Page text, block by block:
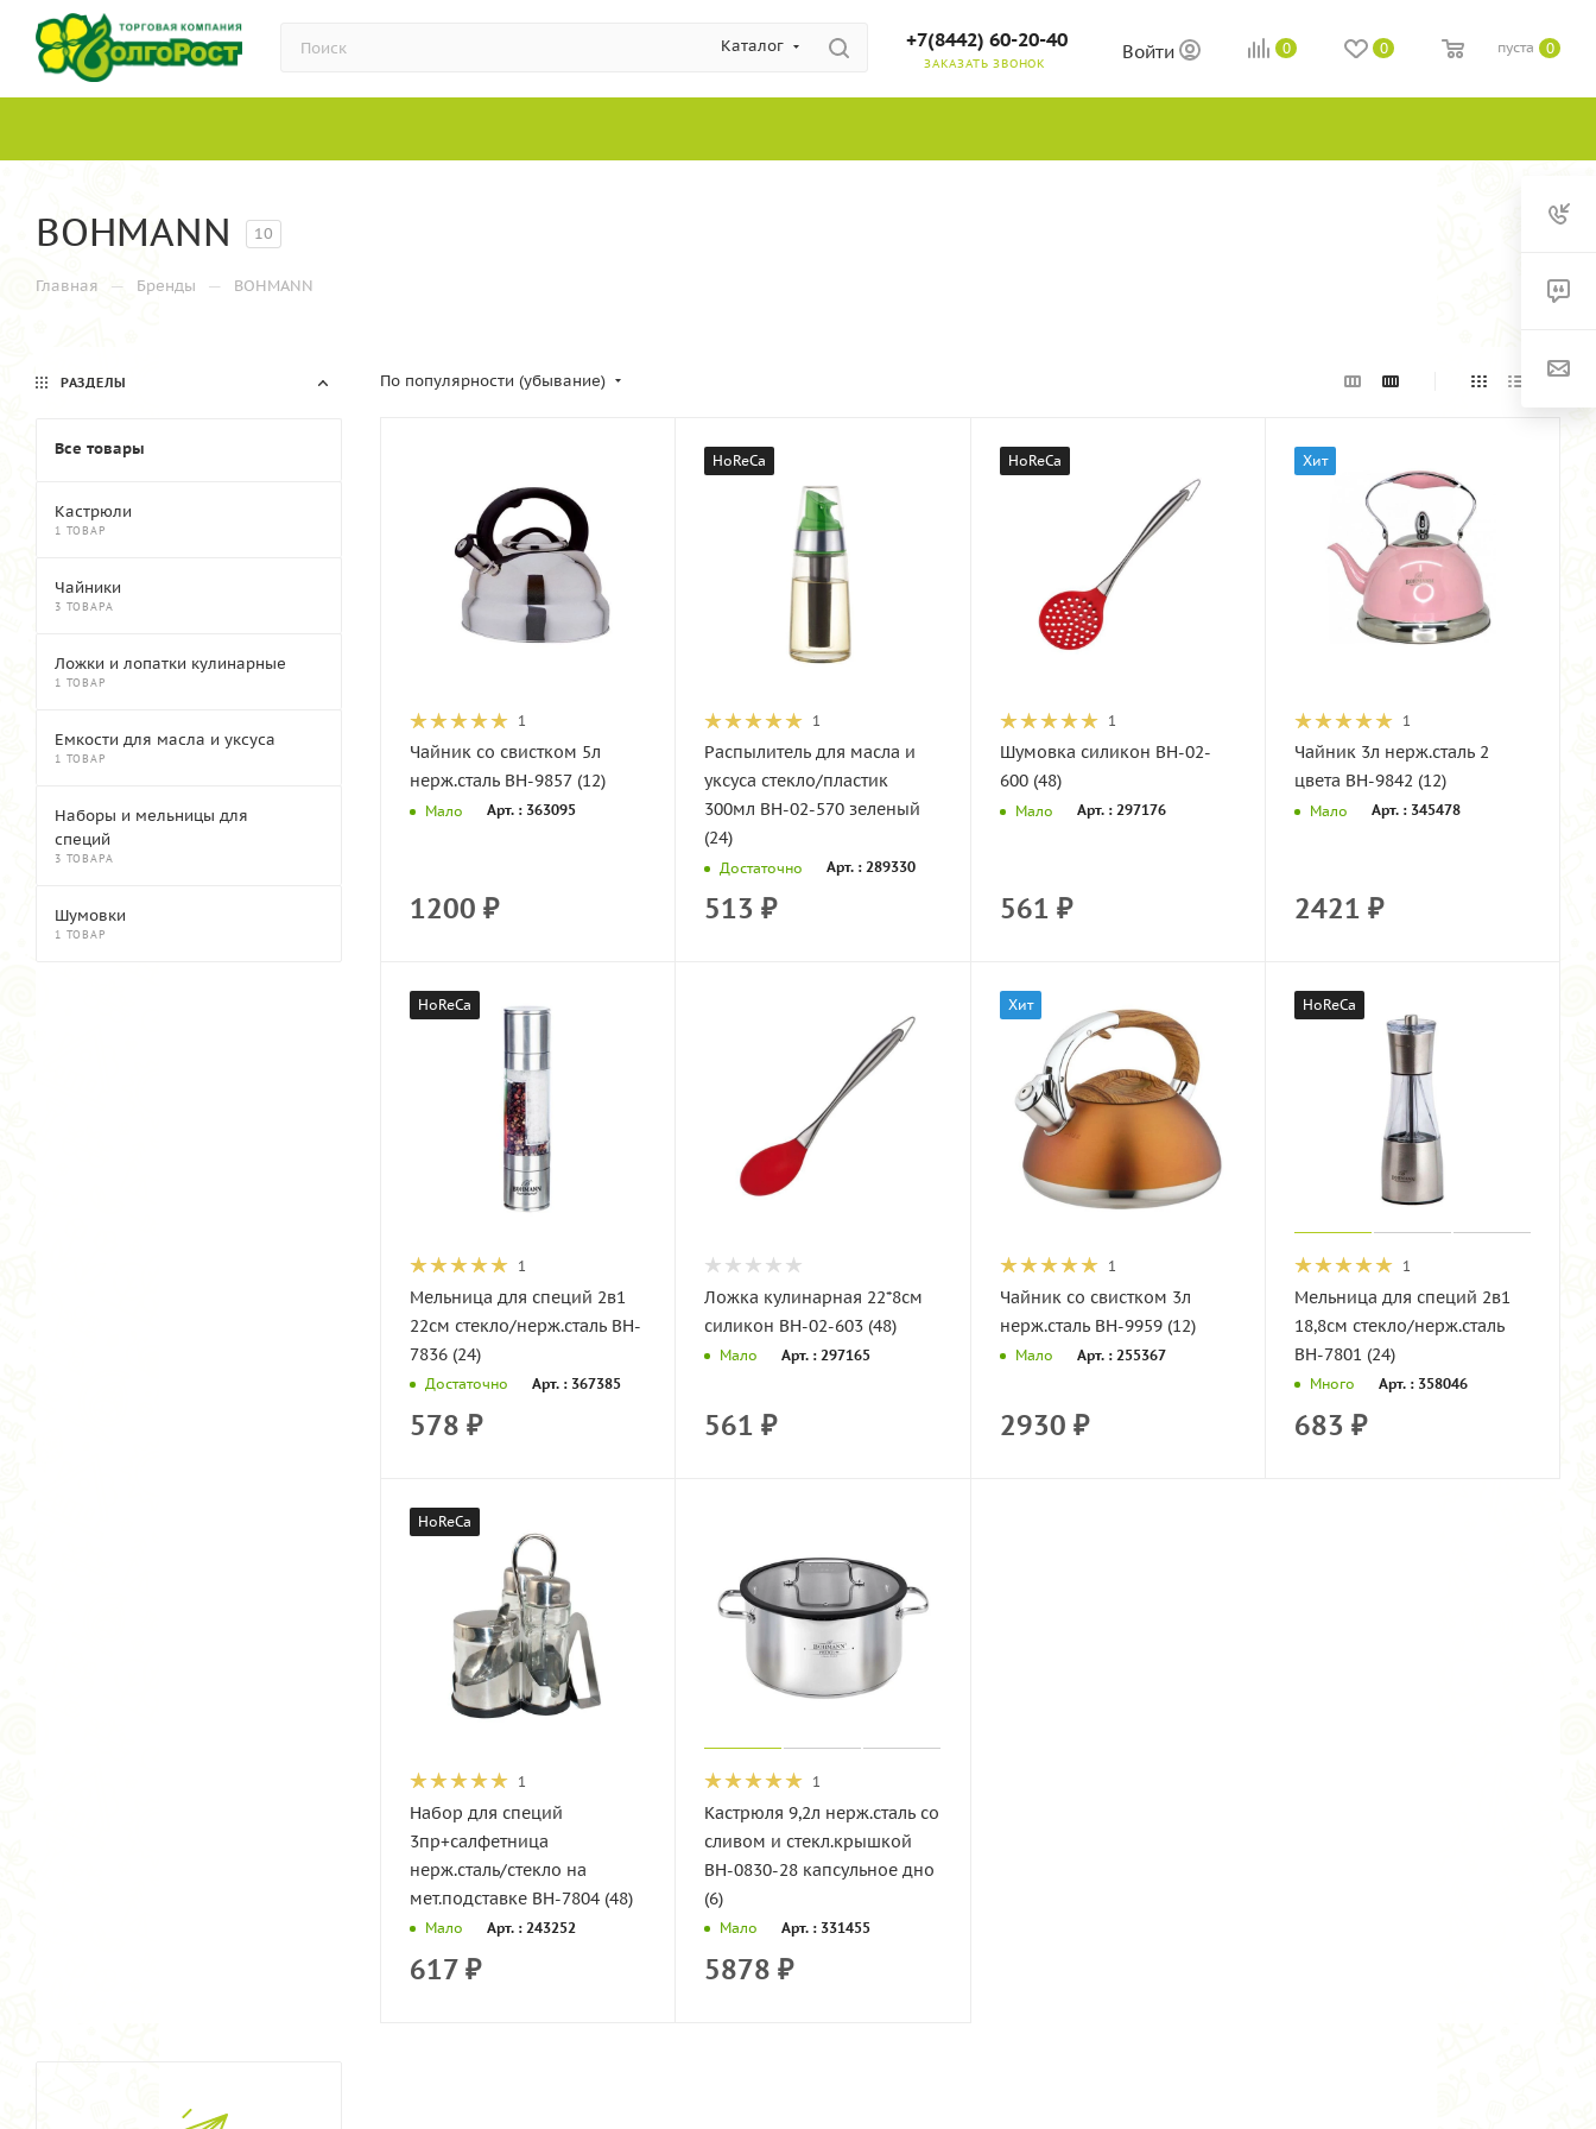
Каталог +7(8442) 60-20-40
ЗАКАЗАТЬ ЗВОНОК
Войти 0 0 0
пуста
BOHMANN 10
Главная — Бренды — BOHMANN
По популярности (убывание)
1
Чайник со свистком 5л
нерж.сталь BH-9857 (12)
Мало Арт. : 363095
1200 ₽
HoReCa
1
Распылитель для масла и
уксуса стекло/пластик
300мл ВН-02-570 зеленый
(24)
Достаточно Арт. : 289330
513 ₽
HoReCa
1
Шумовка силикон ВН-02-
600 (48)
Мало Арт. : 297176
561 ₽
Хит
1
Чайник 3л нерж.сталь 2
цвета BH-9842 (12)
Мало Арт. : 345478
2421 ₽
HoReCa
1
Мельница для специй 2в1
22см стекло/нерж.сталь BH-
7836 (24)
Достаточно Арт. : 367385
578 ₽
Ложка кулинарная 22*8см
силикон ВН-02-603 (48)
Мало Арт. : 297165
561 ₽
Хит
1
Чайник со свистком 3л
нерж.сталь BH-9959 (12)
Мало Арт. : 255367
2930 ₽
HoReCa
1
Мельница для специй 2в1
18,8см стекло/нерж.сталь
BH-7801 (24)
Много Арт. : 358046
683 ₽
HoReCa
1
Набор для специй
3пр+салфетница
нерж.сталь/стекло на
мет.подставке BH-7804 (48)
Мало Арт. : 243252
617 ₽
1
Кастрюля 9,2л нерж.сталь со
сливом и стекл.крышкой
BH-0830-28 капсульное дно
(6)
Мало Арт. : 331455
5878 ₽
РАЗДЕЛЫ
Все товары
Кастрюли
1 ТОВАР
Чайники
3 ТОВАРА
Ложки и лопатки кулинарные
1 ТОВАР
Емкости для масла и уксуса
1 ТОВАР
Наборы и мельницы для
специй
3 ТОВАРА
Шумовки
1 ТОВАР